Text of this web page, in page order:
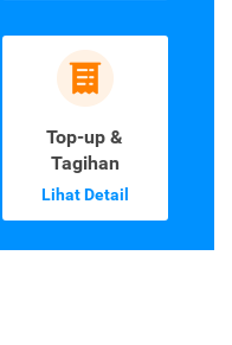
Top-up &
Tagihan
Lihat Detail